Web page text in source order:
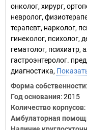
онколог, хирург,
невролог,
терапевт, нарколог,
гинеколог, психолог,
гематолог, психиатр,
гастроэнтеролог.
диагностика,
Форма собственности
Год основания:2015
Количество корпусов:
Амбулаторная